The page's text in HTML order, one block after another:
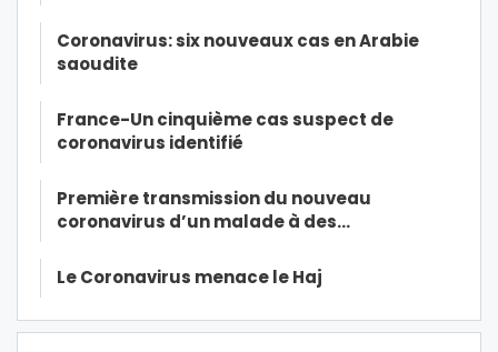
Coronavirus: six nouveaux cas en Arabie
saoudite
France-Un cinquième cas suspect de
coronavirus identifié
Première transmission du nouveau
coronavirus d’un malade à des…
Le Coronavirus menace le Haj